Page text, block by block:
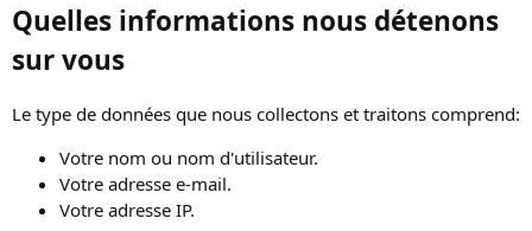
Quelles informations nous détenons
sur vous
Le type de données que nous collectons et traitons comprend:
Votre nom ou nom d'utilisateur.
Votre adresse e-mail.
Votre adresse IP.